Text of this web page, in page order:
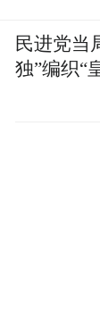
民进党当
独”编织“